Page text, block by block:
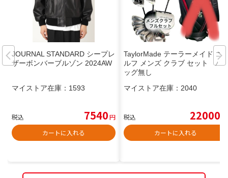
JOURNAL STANDARD シープレ
ザーボンバーブルゾン 2024AW
マイストア在庫： 1593
税込 7540円
カートに入れる
TaylorMade テーラーメイド ゴ
ルフ メンズ クラブ セット バ
ッグ無し
マイストア在庫： 2040
税込 22000
カートに入れる